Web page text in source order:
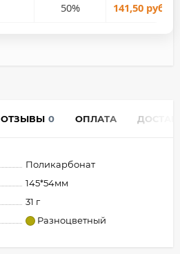
50% 141,50 руб.
ОТЗЫВЫ 0 ОПЛАТА
Поликарбонат
145*54мм
31 г
Разноцветный